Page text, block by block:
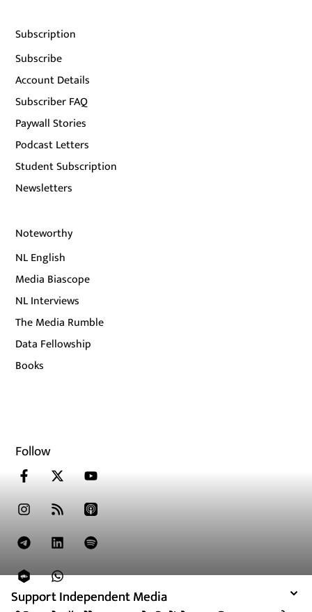
Support Independent Media
Support Independent Media
Subscription
Subscribe
Account Details
Subscriber FAQ
Paywall Stories
Podcast Letters
Student Subscription
Newsletters
Noteworthy
NL English
Media Biascope
NL Interviews
The Media Rumble
Data Fellowship
Books
Follow